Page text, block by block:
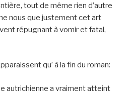
tout de même rien d’autre
nous que justement cet art
répugnant à vomir et fatal,
qu’ à la fin du roman:
autrichienne a vraiment atteint